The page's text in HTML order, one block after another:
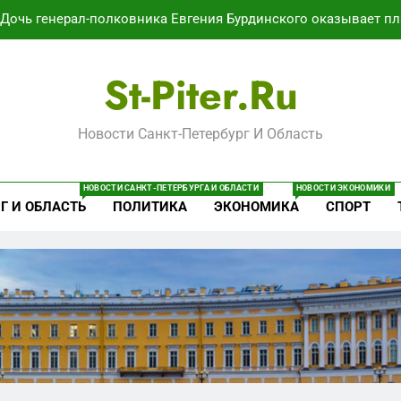
Дочь генерал-полковника Евгения Бурдинского оказывает
Путёвки есть – мест нет:
Минпромторг потребовал данные о складах с военной
В Воронеже участников СВО берут на
Путёвки есть – мест нет:
St-Piter.ru
Новости Санкт-Петербург И Область
И ОБЛАСТЬ
НОВОСТИ САНКТ-ПЕТЕРБУРГА И ОБЛАСТИ
ПОЛИТИКА ЭКОНОМИКА
НОВОСТИ ЭКОНОМИКИ
СПОРТ